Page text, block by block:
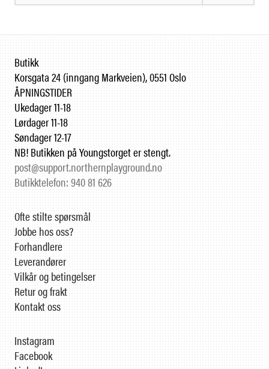
Butikk
Korsgata 24 (inngang Markveien), 0551 Oslo
ÅPNINGSTIDER
Ukedager 11-18
Lørdager 11-18
Søndager 12-17
NB! Butikken på Youngstorget er stengt.
post@support.northernplayground.no
Butikktelefon: 940 81 626
Ofte stilte spørsmål
Jobbe hos oss?
Forhandlere
Leverandører
Vilkår og betingelser
Retur og frakt
Kontakt oss
Instagram
Facebook